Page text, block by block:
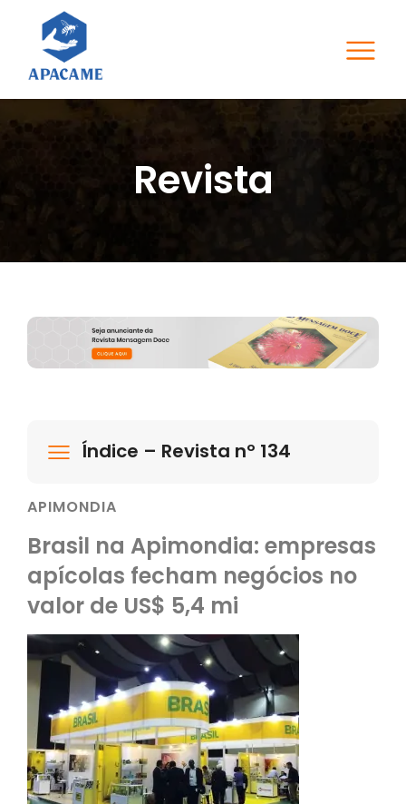
Revista
Índice – Revista nº 134
APIMONDIA
Brasil na Apimondia: empresas
apícolas fecham negócios no
valor de US$ 5,4 mi